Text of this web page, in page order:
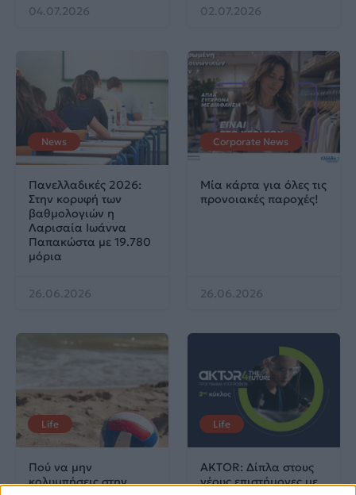
04.07.2026 02.07.2026
News
Πανελλαδικές 2026:
Στην κορυφή των
βαθμολογιών η
Λαρισαία Ιωάννα
Παπακώστα με 19.780
μόρια
26.06.2026
Corporate News
Μία κάρτα για όλες τις
προνοιακές παροχές!
26.06.2026
Life
Πού να μην
κολυμπήσεις στην
Life
AKTOR: Δίπλα στους
νέους επιστήμονες με